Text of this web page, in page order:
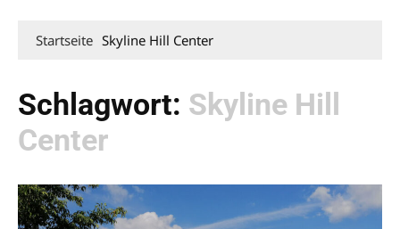
Startseite Skyline Hill Center
Schlagwort: Skyline Hill
Center